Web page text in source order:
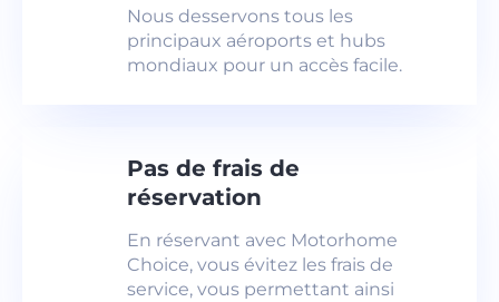
Nous desservons tous les
principaux aéroports et hubs
mondiaux pour un accès facile.
Pas de frais de
réservation
En réservant avec Motorhome
Choice, vous évitez les frais de
service, vous permettant ainsi